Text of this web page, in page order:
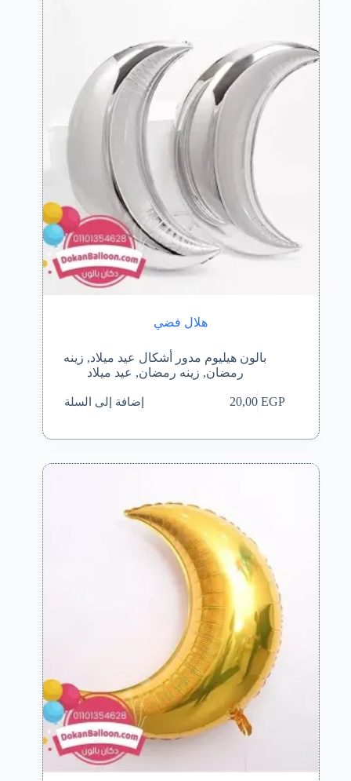
هلال فضي
بالون هيليوم مدور أشكال عيد ميلاد, زينه
رمضان, زينه رمضان, عيد ميلاد
20,00EGP إضافة إلى السلة